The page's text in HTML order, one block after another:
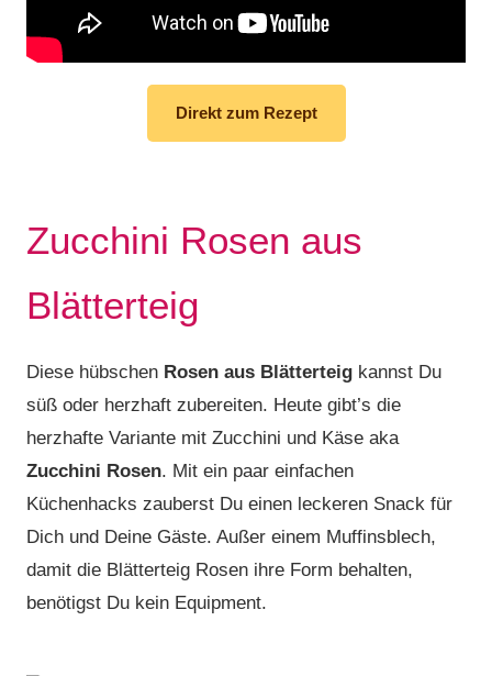
Direkt zum Rezept
Zucchini Rosen aus
Blätterteig
Diese hübschen Rosen aus Blätterteig kannst Du
süß oder herzhaft zubereiten. Heute gibt’s die
herzhafte Variante mit Zucchini und Käse aka
Zucchini Rosen. Mit ein paar einfachen
Küchenhacks zauberst Du einen leckeren Snack für
Dich und Deine Gäste. Außer einem Muffinsblech,
damit die Blätterteig Rosen ihre Form behalten,
benötigst Du kein Equipment.